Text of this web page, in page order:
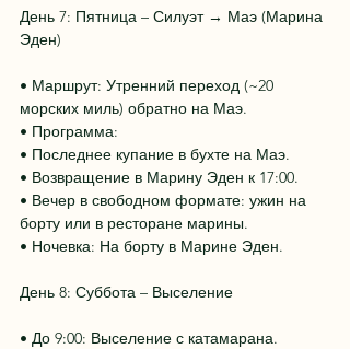
День 7: Пятница – Силуэт → Маэ (Марина
Эден)
• Маршрут: Утренний переход (~20
морских миль) обратно на Маэ.
• Программа:
• Последнее купание в бухте на Маэ.
• Возвращение в Марину Эден к 17:00.
• Вечер в свободном формате: ужин на
борту или в ресторане марины.
• Ночевка: На борту в Марине Эден.
День 8: Суббота – Выселение
• До 9:00: Выселение с катамарана.